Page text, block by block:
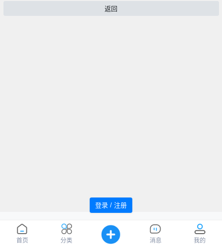
首页 分类 消息 我的
登录 / 注册
返回
追风者论坛 Powered by WindMC
备20220059号
1036879
Processed: , SQL: